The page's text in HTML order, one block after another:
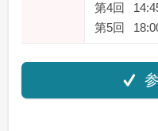
第4回
第5回